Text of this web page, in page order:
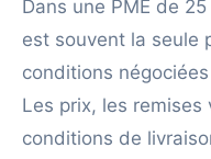
Dans une PME de
est souvent la seule
conditions
Les prix, les remises
conditions de